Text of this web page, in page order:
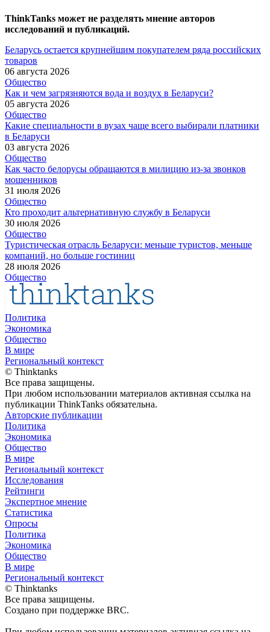
ThinkTanks может не разделять мнение авторов
исследований и публикаций.
Беларусь остается крупнейшим покупателем ряда российских
товаров
06 августа 2026
Общество
Как и чем загрязняются вода и воздух в Беларуси?
05 августа 2026
Общество
Какие специальности в вузах чаще всего выбирали платники
в Беларуси
03 августа 2026
Общество
Как часто белорусы обращаются в милицию из-за звонков
мошенников
31 июля 2026
Общество
Кто проходит альтернативную службу в Беларуси
30 июля 2026
Общество
Туристическая отрасль Беларуси: меньше туристов, меньше
компаний, но больше гостиниц
28 июля 2026
Общество
Политика
Экономика
Общество
В мире
Региональный контекст
© Thinktanks
Все права защищены.
При любом использовании материалов активная ссылка на
публикации ThinkTanks обязательна.
Авторские публикации
Политика
Экономика
Общество
В мире
Региональный контекст
Исследования
Рейтинги
Экспертное мнение
Статистика
Опросы
Политика
Экономика
Общество
В мире
Региональный контекст
© Thinktanks
Все права защищены.
Создано при поддержке BRC.